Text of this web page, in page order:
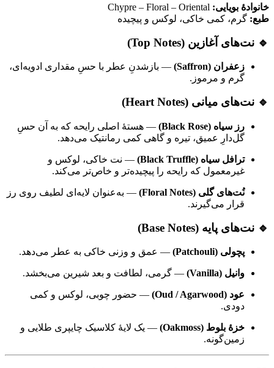
خانوادهٔ بویایی:
طبع: گرم، کمی خاکی، لوکس و پیچیده
🔹 نت‌های آغازین (Top Notes)
زعفران (Saffron)
— بازشدنِ عطر با حسِ مقداری ادویه‌ای،
گرم و مرموز.
🔹 نت‌های میانی (Heart Notes)
رز سیاه (Black Rose)
— هستهٔ اصلی رایحه که به آن حسِ
گل‌دارِ عمیق، تیره و گاهی کمی رمانتیک می‌دهد.
ترافل سیاه (Black Truffle)
— نت خاکی، لوکس و
غیرمعمول که رایحه را پیچیده‌تر و خاص‌تر می‌کند.
نُت‌های گلی (Floral Notes)
— به‌عنوان لایه‌ای لطیف روی رز
قرار می‌گیرند.
🔹 نت‌های پایه (Base Notes)
پچولی (Patchouli) — عمق و وزنی خاکی به عطر می‌دهد.
وانیل (Vanilla) — گرمی، لطافت و بعد شیرین می‌بخشد.
عود (Oud / Agarwood)
— حضور چوبی، لوکس و کمی
دودی.
خزهٔ بلوط (Oakmoss)
— یک لایهٔ کلاسیک چایپری طلایی و
زمین‌گونه.